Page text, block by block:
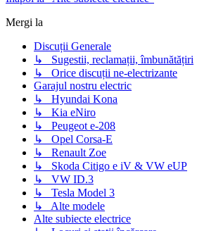
Mergi la
Discuții Generale
↳ Sugestii, reclamații, îmbunătățiri
↳ Orice discuții ne-electrizante
Garajul nostru electric
↳ Hyundai Kona
↳ Kia eNiro
↳ Peugeot e-208
↳ Opel Corsa-E
↳ Renault Zoe
↳ Skoda Citigo e iV & VW eUP
↳ VW ID.3
↳ Tesla Model 3
↳ Alte modele
Alte subiecte electrice